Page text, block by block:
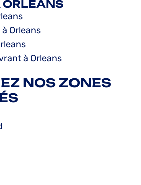
ORLEANS
Orleans
à Orleans
NOS ZONES